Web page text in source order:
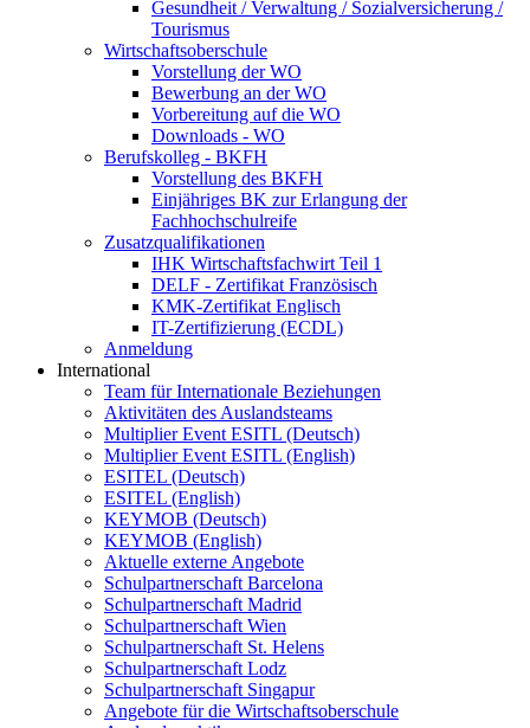
Gesundheit / Verwaltung / Sozialversicherung /
Tourismus
Wirtschaftsoberschule
Vorstellung der WO
Bewerbung an der WO
Vorbereitung auf die WO
Downloads - WO
Berufskolleg - BKFH
Vorstellung des BKFH
Einjähriges BK zur Erlangung der
Fachhochschulreife
Zusatzqualifikationen
IHK Wirtschaftsfachwirt Teil 1
DELF - Zertifikat Französisch
KMK-Zertifikat Englisch
IT-Zertifizierung (ECDL)
Anmeldung
International
Team für Internationale Beziehungen
Aktivitäten des Auslandsteams
Multiplier Event ESITL (Deutsch)
Multiplier Event ESITL (English)
ESITEL (Deutsch)
ESITEL (English)
KEYMOB (Deutsch)
KEYMOB (English)
Aktuelle externe Angebote
Schulpartnerschaft Barcelona
Schulpartnerschaft Madrid
Schulpartnerschaft Wien
Schulpartnerschaft St. Helens
Schulpartnerschaft Lodz
Schulpartnerschaft Singapur
Angebote für die Wirtschaftsoberschule